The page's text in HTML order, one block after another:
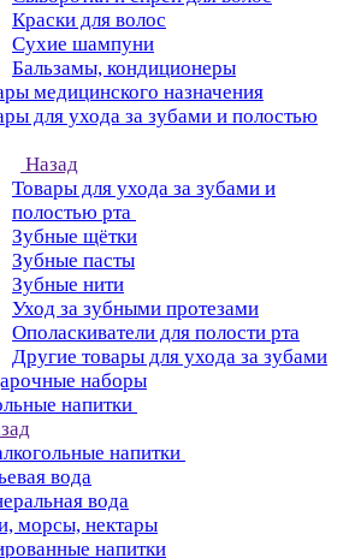
Краски для волос
Сухие шампуни
Бальзамы, кондиционеры
медицинского назначения
для ухода за зубами и полостью
Назад
Товары для ухода за зубами и
полостью рта
Зубные щётки
Зубные пасты
Зубные нити
Уход за зубными протезами
Ополаскиватели для полости рта
Другие товары для ухода за зубами
наборы
напитки
напитки
вода
вода
морсы, нектары
напитки